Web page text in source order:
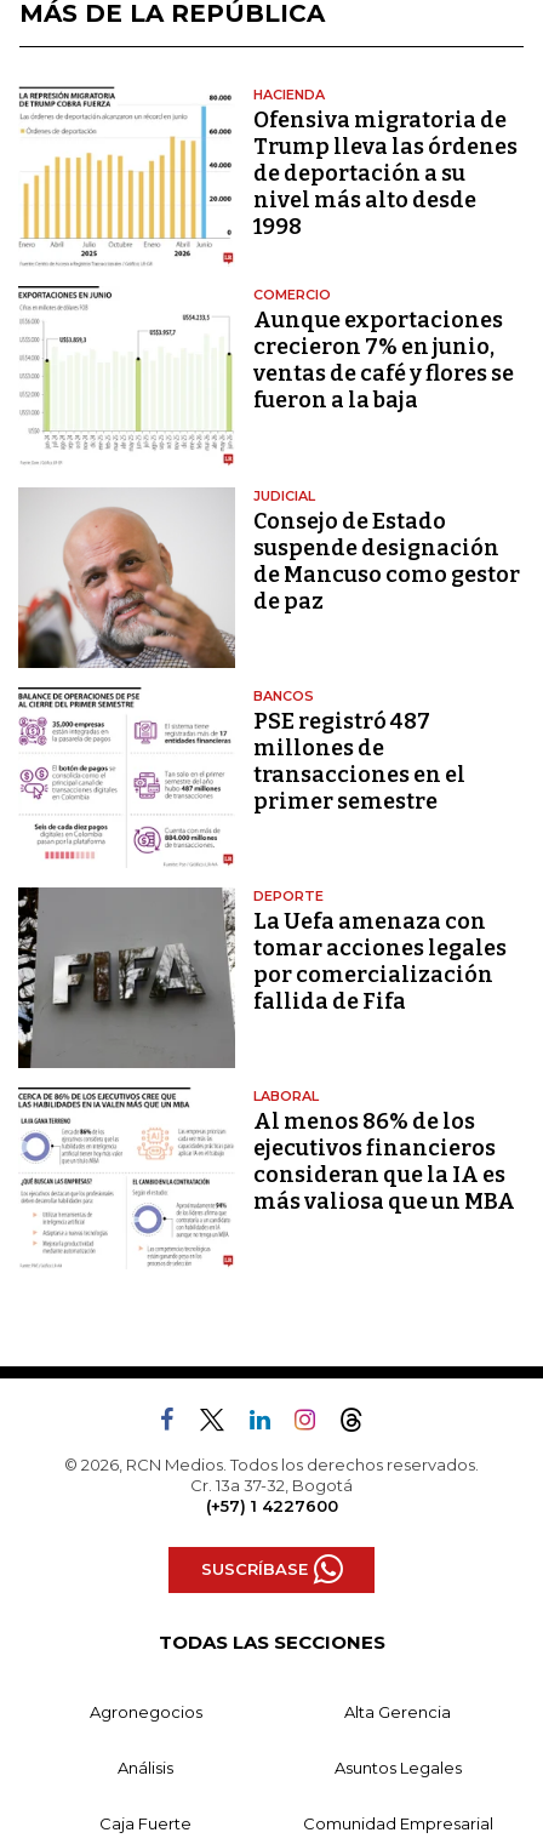
MÁS DE LA REPÚBLICA
HACIENDA
Ofensiva migratoria de
Trump lleva las órdenes
de deportación a su
nivel más alto desde
1998
COMERCIO
Aunque exportaciones
crecieron 7% en junio,
ventas de café y flores se
fueron a la baja
JUDICIAL
Consejo de Estado
suspende designación
de Mancuso como gestor
de paz
BANCOS
PSE registró 487
millones de
transacciones en el
primer semestre
DEPORTE
La Uefa amenaza con
tomar acciones legales
por comercialización
fallida de Fifa
LABORAL
Al menos 86% de los
ejecutivos financieros
consideran que la IA es
más valiosa que un MBA
© 2026, RCN Medios. Todos los derechos reservados.
Cr. 13a 37-32, Bogotá
(+57) 1 4227600
SUSCRÍBASE
TODAS LAS SECCIONES
Agronegocios Alta Gerencia
Análisis Asuntos Legales
Caja Fuerte Comunidad Empresarial